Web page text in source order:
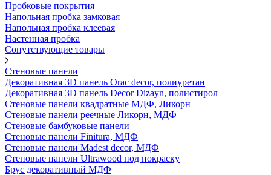
Пробковые покрытия
Напольная пробка замковая
Напольная пробка клеевая
Настенная пробка
Сопутствующие товары
Стеновые панели
Декоративная 3D панель Orac decor, полиуретан
Декоративная 3D панель Decor Dizayn, полистирол
Стеновые панели квадратные МДФ, Ликорн
Стеновые панели реечные Ликорн, МДФ
Стеновые бамбуковые панели
Стеновые панели Finitura, МДФ
Стеновые панели Madest decor, МДФ
Стеновые панели Ultrawood под покраску
Брус декоративный МДФ